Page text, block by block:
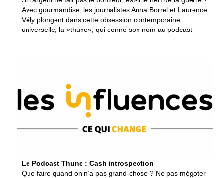
Avec gourmandise, les journalistes Anna Borrel et Laurence
Vély plongent dans cette obsession contemporaine
universelle, la «thune», qui donne son nom au podcast.
Le Podcast Thune : Cash introspection
Que faire quand on n’a pas grand-chose ? Ne pas mégoter